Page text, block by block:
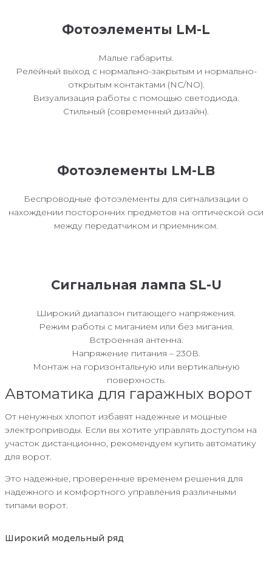
Фотоэлементы LM-L
Малые габариты.
Релейный выход с нормально-закрытым и нормально-
открытым контактами (NC/NO).
Визуализация работы с помощью светодиода.
Стильный (современный дизайн).
Фотоэлементы LM-LB
Беспроводные фотоэлементы для сигнализации о
нахождении посторонних предметов на оптической оси
между передатчиком и приемником.
Сигнальная лампа SL-U
Широкий диапазон питающего напряжения.
Режим работы с миганием или без мигания.
Встроенная антенна.
Напряжение питания – 230В.
Монтаж на горизонтальную или вертикальную
поверхность.
Автоматика для гаражных ворот
От ненужных хлопот избавят надежные и мощные
электроприводы. Если вы хотите управлять доступом на
участок дистанционно, рекомендуем купить автоматику
для ворот.
Это надежные, проверенные временем решения для
надежного и комфортного управления различными
типами ворот.
Широкий модельный ряд